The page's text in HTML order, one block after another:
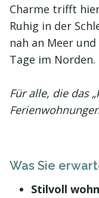
Charme trifft
Ruhig in der
nah an Meer
Tage im Norden.
Für alle, die das
Was Sie
Stilvoll